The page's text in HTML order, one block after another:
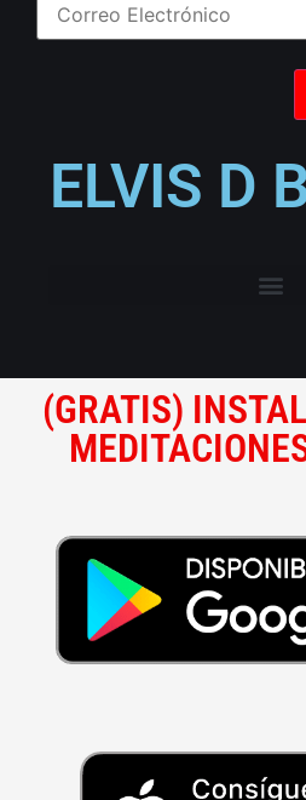
ELVIS D
(GRATIS)